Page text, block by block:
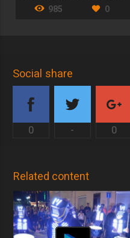
985 0
Social share
0 - 0
Related content